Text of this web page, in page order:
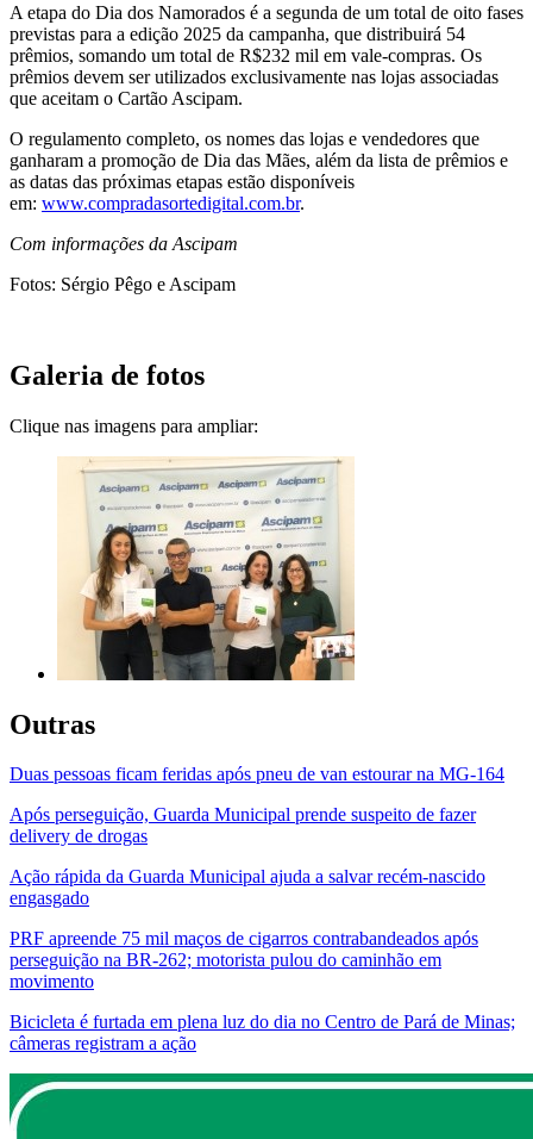
A etapa do Dia dos Namorados é a segunda de um total de oito fases
previstas para a edição 2025 da campanha, que distribuirá 54
prêmios, somando um total de R$232 mil em vale-compras. Os
prêmios devem ser utilizados exclusivamente nas lojas associadas
que aceitam o Cartão Ascipam.
O regulamento completo, os nomes das lojas e vendedores que
ganharam a promoção de Dia das Mães, além da lista de prêmios e
as datas das próximas etapas estão disponíveis
em: www.compradasortedigital.com.br.
Com informações da Ascipam
Fotos: Sérgio Pêgo e Ascipam
Galeria de fotos
Clique nas imagens para ampliar:
Outras
Duas pessoas ficam feridas após pneu de van estourar na MG-164
Após perseguição, Guarda Municipal prende suspeito de fazer
delivery de drogas
Ação rápida da Guarda Municipal ajuda a salvar recém-nascido
engasgado
PRF apreende 75 mil maços de cigarros contrabandeados após
perseguição na BR-262; motorista pulou do caminhão em
movimento
Bicicleta é furtada em plena luz do dia no Centro de Pará de Minas;
câmeras registram a ação